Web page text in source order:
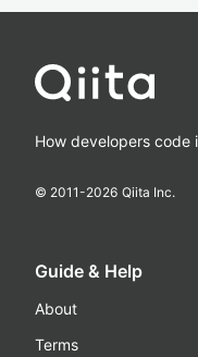
How developers code
© 2011-2026 Qiita Inc.
Guide & Help
About
Terms